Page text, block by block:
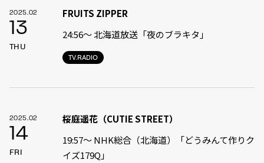
2025.02
13
THU
TV.RADIO
FRUITS ZIPPER
24:56〜 北海道放送「夜のブラキタ」
2025.02
14
FRI
桜庭遥花（CUTIE STREET）
19:57〜 NHK総合（北海道）「どうみんて作りク
イズ179Q」